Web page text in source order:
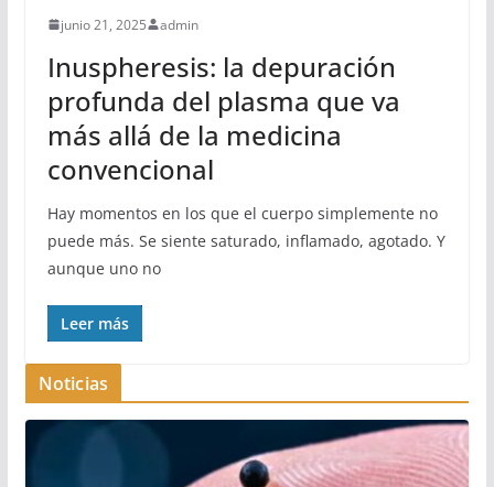
junio 21, 2025 admin
Inuspheresis: la depuración
profunda del plasma que va
más allá de la medicina
convencional
Hay momentos en los que el cuerpo simplemente no
puede más. Se siente saturado, inflamado, agotado. Y
aunque uno no
Leer más
Noticias